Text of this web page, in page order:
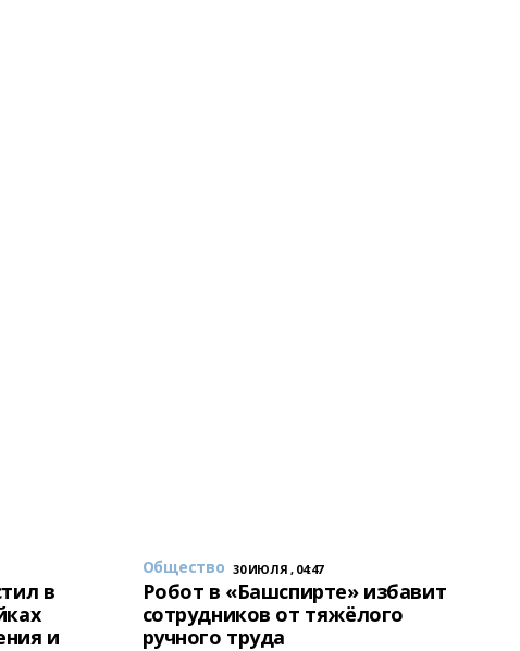
в
и
Общество 30 ИЮЛЯ , 04:47
Робот в «Башспирте» избавит
сотрудников от тяжёлого
ручного труда